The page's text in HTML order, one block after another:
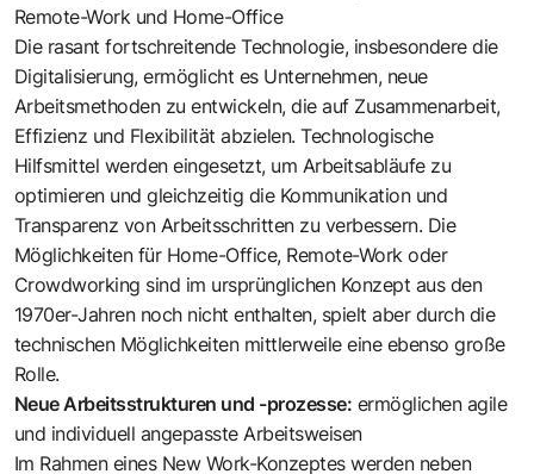
Remote-Work und Home-Office
Die rasant fortschreitende Technologie, insbesondere die
Digitalisierung, ermöglicht es Unternehmen, neue
Arbeitsmethoden zu entwickeln, die auf Zusammenarbeit,
Effizienz und Flexibilität abzielen. Technologische
Hilfsmittel werden eingesetzt, um Arbeitsabläufe zu
optimieren und gleichzeitig die Kommunikation und
Transparenz von Arbeitsschritten zu verbessern. Die
Möglichkeiten für Home-Office, Remote-Work oder
Crowdworking sind im ursprünglichen Konzept aus den
1970er-Jahren noch nicht enthalten, spielt aber durch die
technischen Möglichkeiten mittlerweile eine ebenso große
Rolle.
Neue Arbeitsstrukturen und -prozesse: ermöglichen agile
und individuell angepasste Arbeitsweisen
Im Rahmen eines New Work-Konzeptes werden neben